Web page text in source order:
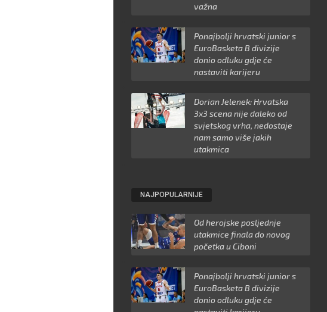
važna
Ponajbolji hrvatski junior s
EuroBasketa B divizije
donio odluku gdje će
nastaviti karijeru
Dorian Jelenek: Hrvatska
3x3 scena nije daleko od
svjetskog vrha, nedostaje
nam samo više jakih
utakmica
NAJPOPULARNIJE
Od herojske posljednje
utakmice finala do novog
početka u Ciboni
Ponajbolji hrvatski junior s
EuroBasketa B divizije
donio odluku gdje će